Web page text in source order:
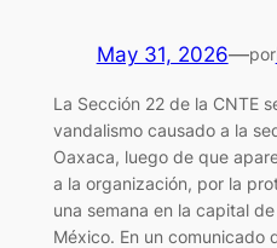
May 31, 2026—por
La Sección 22 de la CNTE
vandalismo causado a la
Oaxaca, luego de que
a la organización, por la
una semana en la capital
México. En un comunicado